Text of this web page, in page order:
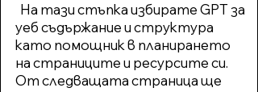
На тази стъпка избирате GPT за
уеб съдържание и структура
като помощник в планирането
на страниците и ресурсите си.
От следващата страница ще